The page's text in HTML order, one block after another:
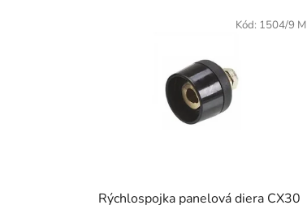
Rýchlospojka panelová diera CX30
Kód: 1504/9 M